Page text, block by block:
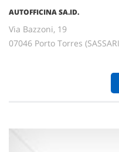
AUTOFFICINA SA.ID.
Via Bazzoni, 19
07046 Porto Torres